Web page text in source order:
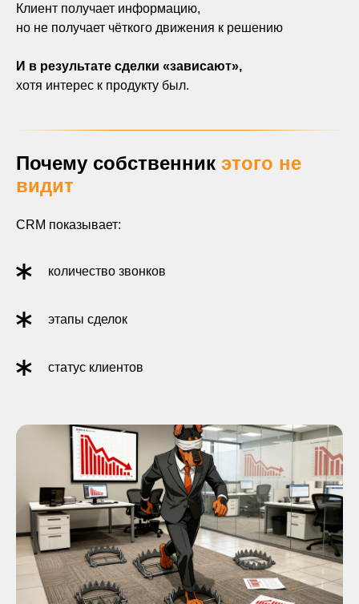
Клиент получает информацию,
но не получает чёткого движения к решению
И в результате сделки «зависают»,
хотя интерес к продукту был.
Почему собственник этого не
видит
CRM показывает:
количество звонков
этапы сделок
статус клиентов